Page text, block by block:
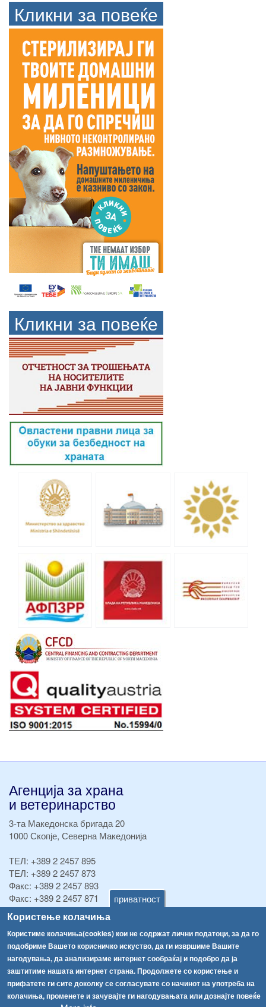
приватност
Користење колачиња
Користиме колачиња(cookies) кои не содржат лични податоци, за да го
подобриме Вашето корисничко искуство, да ги извршиме Вашите
нагодувања, да анализираме интернет сообраќај и подобро да ја
заштитиме нашата интернет страна. Продолжете со користење и
прифатете ги сите доколку се согласувате со начинот на употреба на
колачиња, променете и зачувајте ги нагодувањата или дознајте повеќе
Кликни за повеќе
Кликни за повеќе
Агенција за храна
и ветеринарство
3-та Македонска бригада 20
1000 Скопје, Северна Македонија
ТЕЛ: +389 2 2457 895
ТЕЛ: +389 2 2457 873
Факс: +389 2 2457 893
Факс: +389 2 2457 871
info@fva.gov.mk
[АХВ-претходна страна]
Соопштенија
Високите температури ризик од труење со храна, опасни се и за животните
Водата во Гостивар може да се користи како техничка, продолжува испораката на флаширана вода
Навигација
Архива
Регистри